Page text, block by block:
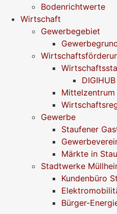
Bodenrichtwerte
Wirtschaft
Gewerbegebiet
Gewerbe
Staufener
Märkte in
Stadtwerke
Kundenbüro
Bürger-